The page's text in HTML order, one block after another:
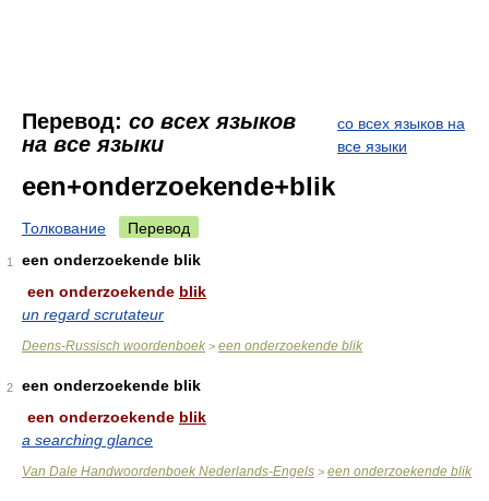
Перевод: со всех языков
на все языки
со всех языков на
все языки
een+onderzoekende+blik
Толкование Перевод
1
een onderzoekende blik
een onderzoekende blik
un regard scrutateur
Deens-Russisch woordenboek > een onderzoekende blik
2
een onderzoekende blik
een onderzoekende blik
a searching glance
Van Dale Handwoordenboek Nederlands-Engels > een onderzoekende blik